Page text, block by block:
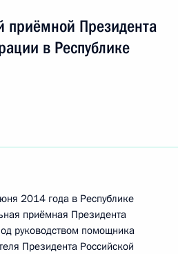
приёмной Президента
в Республике
2014 года в Республике
приёмная Президента
руководством помощника
Президента Российской